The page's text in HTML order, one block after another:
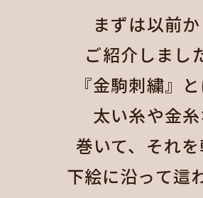
まずは以前
ご紹介しまし
『金駒刺繍』
太い糸や金
巻いて、それ
下絵に沿って這